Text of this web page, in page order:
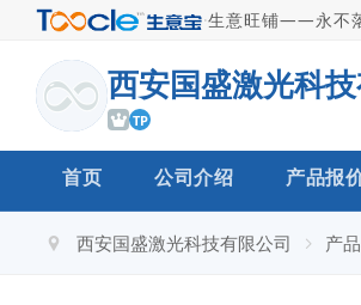
·生意旺铺——永不
西安国盛激光科
TP
首页 公司介绍 产品报
西安国盛激光科技有限公司 产